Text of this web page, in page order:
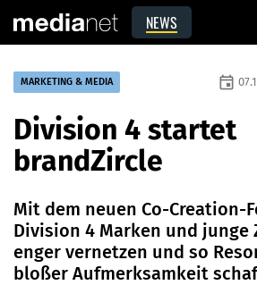
NEWS
MARKETING & MEDIA event
Division 4 startet
brandZircle
Mit dem neuen Co-Creation-
Division 4 Marken und junge
enger vernetzen und so
bloßer Aufmerksamkeit